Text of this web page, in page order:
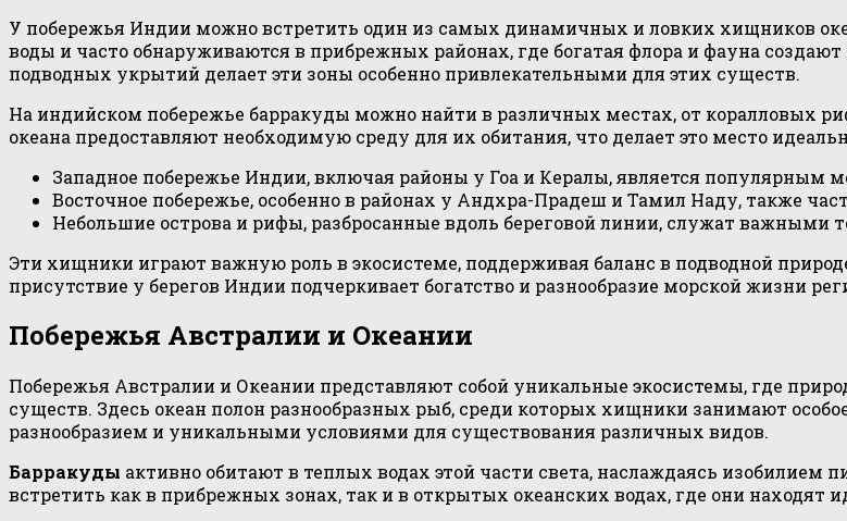
У побережья Индии можно встретить один из самых динамичных и ловких хищников
воды и часто обнаруживаются в прибрежных районах, где богатая флора и фауна
подводных укрытий делает эти зоны особенно привлекательными для этих существ.
На индийском побережье барракуды можно найти в различных местах, от коралловых
океана предоставляют необходимую среду для их обитания, что делает это место
Западное побережье Индии, включая районы у Гоа и Кералы, является популярным
Восточное побережье, особенно в районах у Андхра-Прадеш и Тамил Наду, также
Небольшие острова и рифы, разбросанные вдоль береговой линии, служат важными
Эти хищники играют важную роль в экосистеме, поддерживая баланс в подводной
присутствие у берегов Индии подчеркивает богатство и разнообразие морской жизни
Побережья Австралии и Океании
Побережья Австралии и Океании представляют собой уникальные экосистемы, где
существ. Здесь океан полон разнообразных рыб, среди которых хищники занимают
разнообразием и уникальными условиями для существования различных видов.
Барракуды активно обитают в теплых водах этой части света, наслаждаясь
встретить как в прибрежных зонах, так и в открытых океанских водах, где они находят